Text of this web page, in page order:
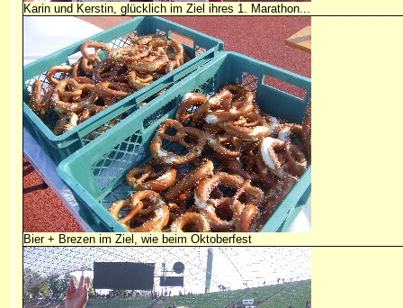
Karin und Kerstin, glücklich im Ziel ihres 1. Marathon...
Bier + Brezen im Ziel, wie beim Oktoberfest